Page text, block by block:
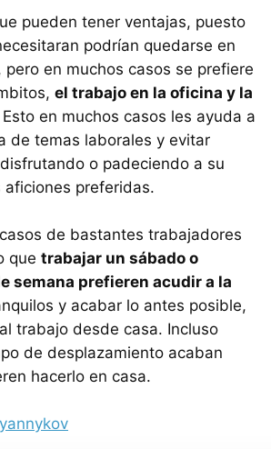
pueden tener ventajas, puesto
podrían quedarse en
en muchos casos se prefiere
el trabajo en la oficina y la
Esto en muchos casos les ayuda a
de temas laborales y evitar
o padeciendo a su
preferidas.
de bastantes trabajadores
que trabajar un sábado o
semana prefieren acudir a la
y acabar lo antes posible,
trabajo desde casa. Incluso
de desplazamiento acaban
hacerlo en casa.